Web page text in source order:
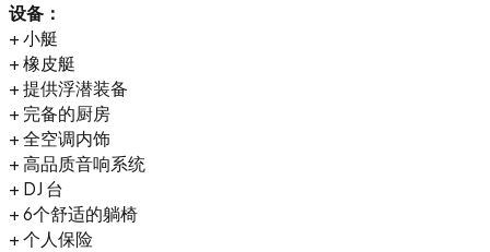
设备：
+ 小艇
+ 橡皮艇
+ 提供浮潜装备
+ 完备的厨房
+ 全空调内饰
+ 高品质音响系统
+ DJ 台
+ 6个舒适的躺椅
+ 个人保险